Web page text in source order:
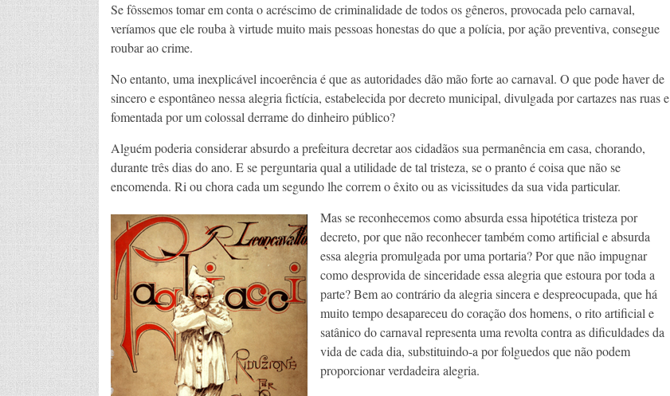
Se fôssemos tomar em conta o acréscimo de criminalidade de todos os gêneros, provocada pelo carnaval,
veríamos que ele rouba à virtude muito mais pessoas honestas do que a polícia, por ação preventiva, consegue
roubar ao crime.
No entanto, uma inexplicável incoerência é que as autoridades dão mão forte ao carnaval. O que pode haver de
sincero e espontâneo nessa alegria fictícia, estabelecida por decreto municipal, divulgada por cartazes nas ruas e
fomentada por um colossal derrame do dinheiro público?
Alguém poderia considerar absurdo a prefeitura decretar aos cidadãos sua permanência em casa, chorando,
durante três dias do ano. E se perguntaria qual a utilidade de tal tristeza, se o pranto é coisa que não se
encomenda. Ri ou chora cada um segundo lhe correm o êxito ou as vicissitudes da sua vida particular.
Mas se reconhecemos como absurda essa hipotética tristeza por
decreto, por que não reconhecer também como artificial e absurda
essa alegria promulgada por uma portaria? Por que não impugnar
como desprovida de sinceridade essa alegria que estoura por toda a
parte? Bem ao contrário da alegria sincera e despreocupada, que há
muito tempo desapareceu do coração dos homens, o rito artificial e
satânico do carnaval representa uma revolta contra as dificuldades da
vida de cada dia, substituindo-a por folguedos que não podem
proporcionar verdadeira alegria.